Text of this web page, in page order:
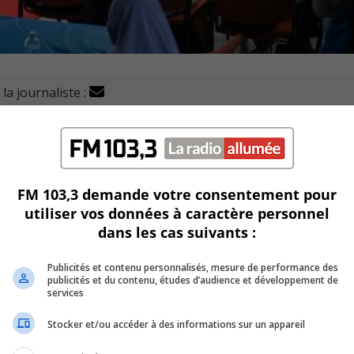
journaliste :
démarqué lors de la 24e édition des Bourses
500 $ à 1000 $, remis par le Centre de services
sont démarqués par leur performance académique
formations de base, les performances en français dans
FM 103,3 demande votre consentement pour
utiliser vos données à caractère personnel
dans les cas suivants :
Publicités et contenu personnalisés, mesure de performance des
publicités et du contenu, études d’audience et développement de
services
Stocker et/ou accéder à des informations sur un appareil